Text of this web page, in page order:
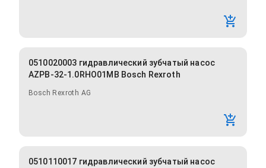
0510020003 гидравлический зубчатый насос
AZPB-32-1.0RHO01MB Bosch Rexroth
Bosch Rexroth AG
0510110017 гидравлический зубчатый насос